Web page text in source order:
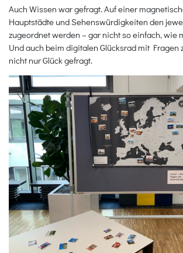
Auch Wissen war gefragt. Auf einer
Hauptstädte und Sehenswürdigkeiten den
zugeordnet werden – gar nicht so einfach, wie
Und auch beim digitalen Glücksrad mit Fragen
nicht nur Glück gefragt.